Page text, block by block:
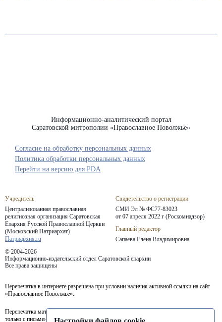
Информационно-аналитический портал
Саратовской митрополии «Православное Поволжье»
Учредитель
Централизованная православная
религиозная организация Саратовская
Епархия Русской Православной Церкви
(Московский Патриархат)
Патриархия.ru
Свидетельство о регистрации
СМИ Эл № ФС77-83023
от 07 апреля 2022 г (Роскомнадзор)
Главный редактор
Сапаева Елена Владимировна
© 2004-2026
Информационно-издательский отдел Саратовской епархии
Все права защищены
Согласие на обработку персональных данных
Политика обработки персональных данных
Перепечатка в интернете разрешена при условии наличия активной ссылки на сайт
«Православное Поволжье».
Перепечатка материалов портала в печатных изданиях (книгах, прессе) возможна
только с письменного разрешения редакции.
Перейти на версию для PDA